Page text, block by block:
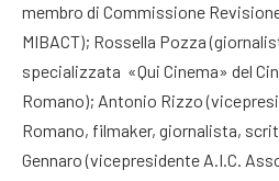
membro di Commissione
MIBACT); Rossella Pozza
specializzata «Qui Cinema» del
Romano); Antonio Rizzo
Romano, filmaker, giornalista,
Gennaro (vicepresidente A.I.C.